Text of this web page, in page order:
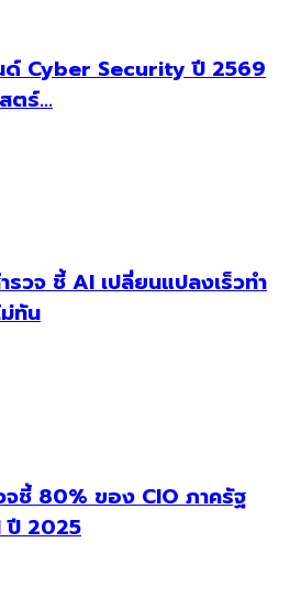
ด์ Cyber Security ปี 2569
ตร์...
วจ ชี้ AI เปลี่ยนแปลงเร็วทำ
ทัน
ชี้ 80% ของ CIO ภาครัฐ
ปี 2025